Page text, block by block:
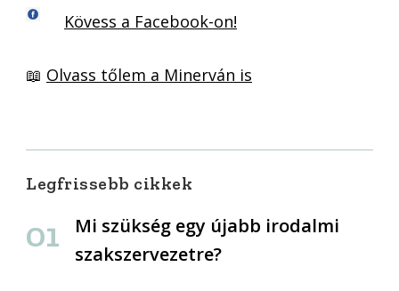
Kövess a Facebook-on!
📖 Olvass tőlem a Minerván is
Legfrissebb cikkek
Mi szükség egy újabb irodalmi
szakszervezetre?